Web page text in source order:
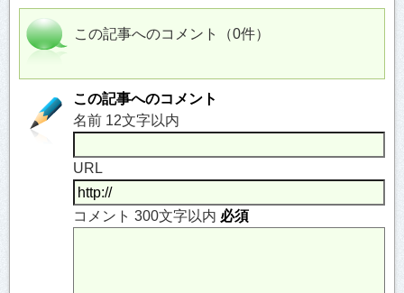
この記事へのコメント（0件）
この記事へのコメント
名前 12文字以内
URL
コメント 300文字以内 必須